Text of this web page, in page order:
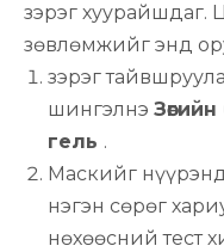
зэрэг хуурайшдаг.
зөвлөмжийг энд
зэрэг
шингэлнэ
гель .
Маскийг
нэгэн сөрөг
нөхөөсний тест